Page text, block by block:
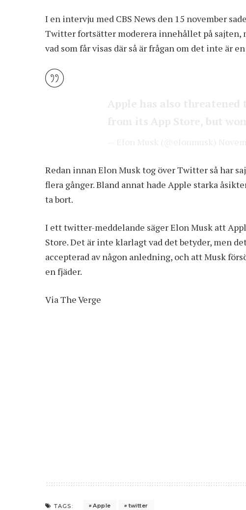
I en intervju med CBS News den 15 november
Twitter fortsätter moderera innehållet på sajten,
vad som får visas där så är frågan om det inte är
Redan innan Elon Musk tog över Twitter så har
flera gånger. Bland annat hade Apple starka
ta bort.
I ett twitter-meddelande säger Elon Musk att
Store. Det är inte klarlagt vad det betyder, men
accepterad av någon anledning, och att Musk
en fjäder.
ViaThe Verge
TAGS: Apple twitter